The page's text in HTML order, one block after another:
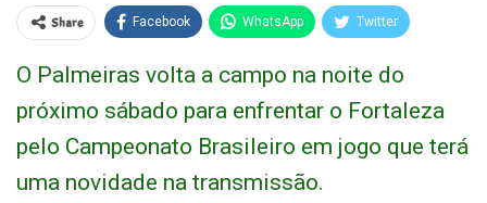
Share Facebook WhatsApp Twitter
O Palmeiras volta a campo na noite do
próximo sábado para enfrentar o Fortaleza
pelo Campeonato Brasileiro em jogo que terá
uma novidade na transmissão.